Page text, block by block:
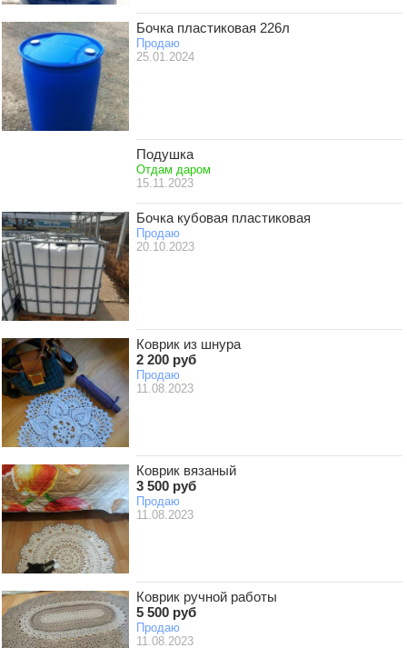
Бочка пластиковая 226л
Продаю
25.01.2024
Подушка
Отдам даром
15.11.2023
Бочка кубовая пластиковая
Продаю
20.10.2023
Коврик из шнура
2 200 руб
Продаю
11.08.2023
Коврик вязаный
3 500 руб
Продаю
11.08.2023
Коврик ручной работы
5 500 руб
Продаю
11.08.2023